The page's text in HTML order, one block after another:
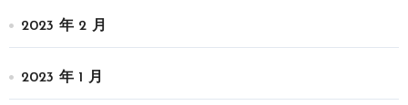
2023 年 2 月
2023 年 1 月